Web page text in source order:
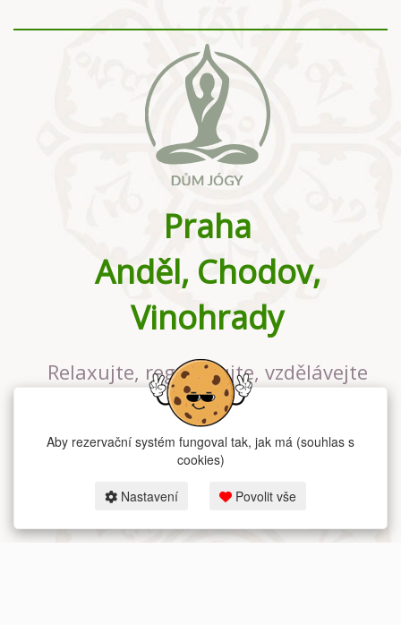
Praha
Anděl, Chodov,
Vinohrady
Relaxujte, regenerujte, vzdělávejte
se v největším jógovém studiu v
Praze
Aby rezervační systém fungoval tak, jak má (souhlas s
cookies)
Nastavení Povolit vše